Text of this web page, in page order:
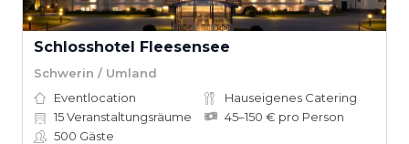
Schlosshotel Fleesensee
Schwerin / Umland
Eventlocation
Hauseigenes Catering
15Veranstaltungsräume
45–150 € pro Person
500 Gäste